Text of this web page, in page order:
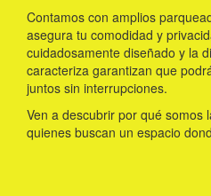
Contamos con amplios
asegura tu comodidad y
cuidadosamente diseñado y la
caracteriza garantizan que
juntos sin interrupciones.
Ven a descubrir por qué somos
quienes buscan un espacio